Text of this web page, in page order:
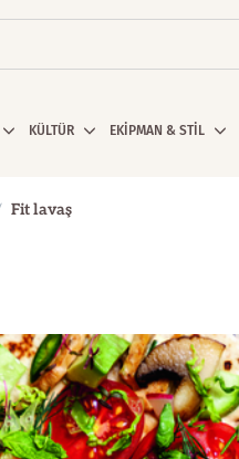
KÜLTÜR EKİPMAN & STİL
Fit lavaş